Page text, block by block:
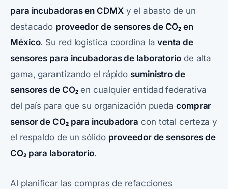
para incubadoras en CDMXy el abasto de un
destacado proveedor de sensores de CO₂ en
México. Su red logística coordina laventa de
sensores para incubadoras de laboratorio de alta
gama, garantizando el rápido suministro de
sensores de CO₂en cualquier entidad federativa
del país para que su organización pueda comprar
sensor de CO₂ para incubadora con total certeza y
el respaldo de un sólido proveedor de sensores de
CO₂ para laboratorio.
Al planificar las compras de refacciones